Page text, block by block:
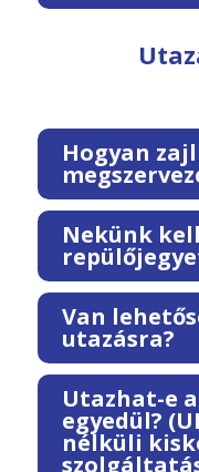
Hogyan
Nekünk
Van
utazásra?
Utazhat-e
egyedül?
nélküli